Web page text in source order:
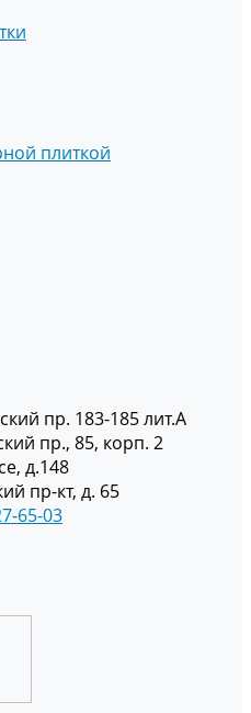
плиткой
пр. 183-185 лит.А
пр., 85, корп. 2
д.148
пр-кт, д. 65
65-03